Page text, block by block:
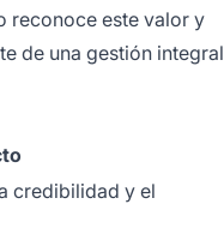
reconoce este valor y
de una gestión integral
credibilidad y el